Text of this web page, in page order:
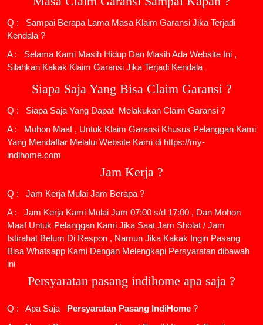
Q : Sampai Berapa Lama Masa Klaim Garansi Jika Terjadi
Kendala ?
A : Selama Kami Masih Hidup Dan Masih Ada Website Ini ,
Silahkan Kakak Klaim Garansi Jika Terjadi Kendala
Siapa Saja Yang Bisa Claim Garansi ?
Q : Siapa Saja Yang Dapat Melakukan Claim Garansi ?
A : Mohon Maaf , Untuk Klaim Garansi Khusus Pelanggan Kami
Yang Mendaftar Melalui Website Kami di https://my-
indihome.com
Jam Kerja ?
Q : Jam Kerja Mulai Jam Berapa ?
A : Jam Kerja Kami Mulai Jam 07:00 s/d 17:00 , Dan Mohon
Maaf Untuk Pelanggan Kami Jika Saat Jam Sholat / Jam
Istirahat Belum Di Respon , Namun Jika Kakak Ingin Pasang
Bisa Whatsapp Kami Dengan Melengkapi Persyaratan dibawah
ini
Persyaratan pasang indihome apa saja ?
Q : Apa Saja Persyaratan Pasang IndiHome ?